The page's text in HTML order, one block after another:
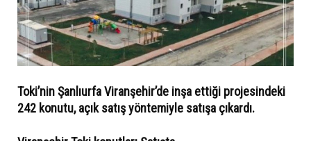
Toki’nin Şanlıurfa Viranşehir’de inşa ettiği projesindeki
242 konutu, açık satış yöntemiyle satışa çıkardı.